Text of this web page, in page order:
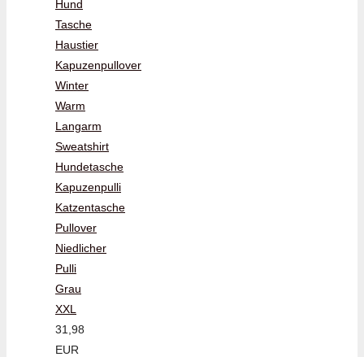
Hund
Tasche
Haustier
Kapuzenpullover
Winter
Warm
Langarm
Sweatshirt
Hundetasche
Kapuzenpulli
Katzentasche
Pullover
Niedlicher
Pulli
Grau
XXL
31,98
EUR